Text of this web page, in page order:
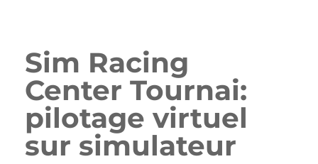
Sim Racing
Center Tournai:
pilotage virtuel
sur simulateur